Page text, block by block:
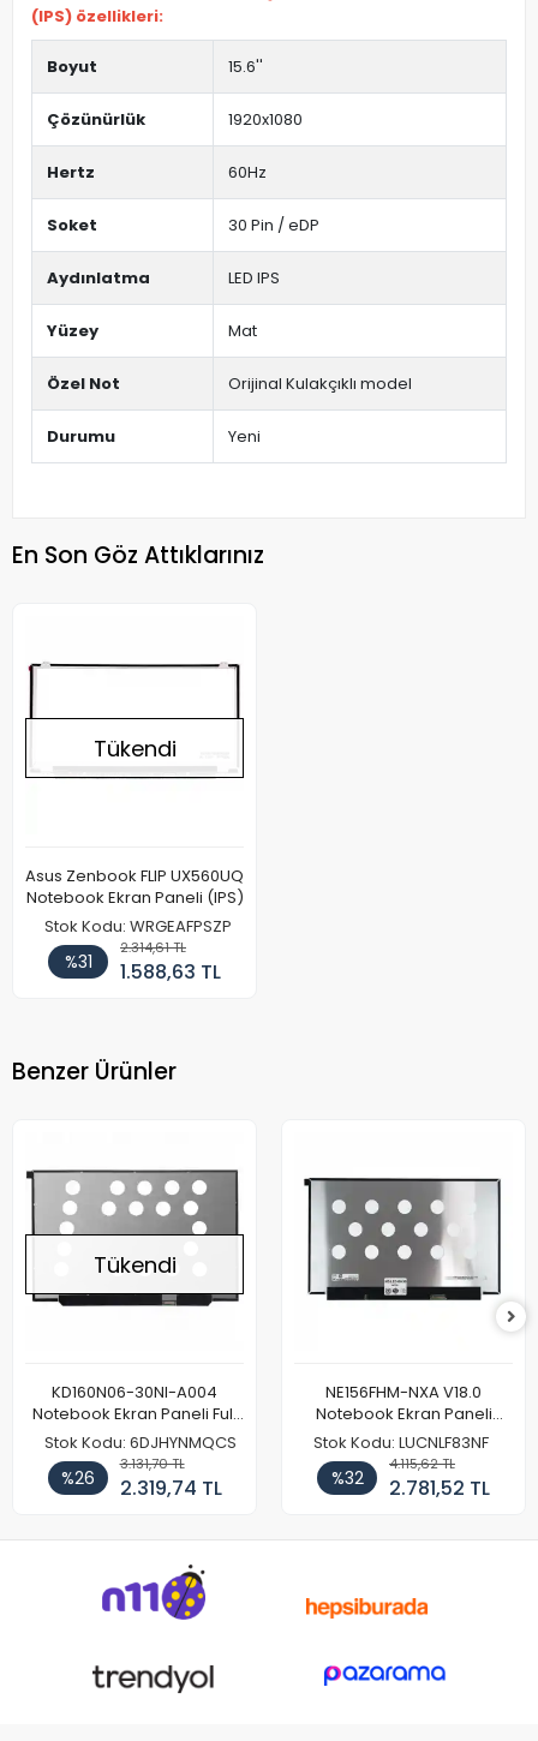
(IPS) özellikleri:
Boyut 15.6''
Çözünürlük 1920x1080
Hertz 60Hz
Soket 30 Pin / eDP
Aydınlatma LED IPS
Yüzey Mat
Özel Not Orijinal Kulakçıklı model
Durumu Yeni
En Son Göz Attıklarınız
Tükendi
Asus Zenbook FLIP UX560UQ
Notebook Ekran Paneli (IPS)
Stok Kodu: WRGEAFPSZP
%31
2.314,61 TL
1.588,63 TL
Benzer Ürünler
Tükendi
KD160N06-30NI-A004
Notebook Ekran Paneli Full
HD
Stok Kodu: 6DJHYNMQCS
%26
3.131,70 TL
2.319,74 TL
NE156FHM-NXA V18.0
Notebook Ekran Paneli
144Hz
Stok Kodu: LUCNLF83NF
%32
4.115,62 TL
2.781,52 TL